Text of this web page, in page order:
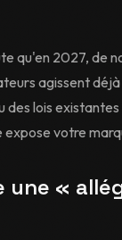
qu'en 2027, de
agissent
lois
votre
«